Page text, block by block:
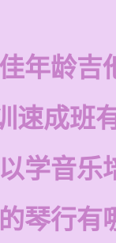
年龄吉
速成班
学音乐
琴行有